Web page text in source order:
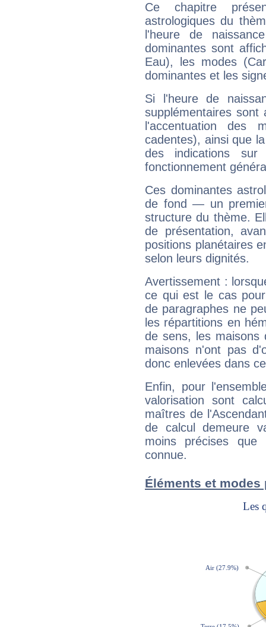
Ce chapitre
astrologiques du
l'heure de
dominantes sont
Eau), les modes
dominantes et les
Si l'heure de
supplémentaires sont
l'accentuation des
cadentes), ainsi que
des indications sur
fonctionnement
Ces dominantes
de fond — un
structure du thème.
de présentation,
positions planétaires
selon leurs dignités.
Avertissement :
ce qui est le cas
de paragraphes ne
les répartitions en
de sens, les maisons
maisons n'ont pas
donc enlevées dans
Enfin, pour
valorisation sont
maîtres de
de calcul demeure
moins précises que
connue.
Éléments et modes